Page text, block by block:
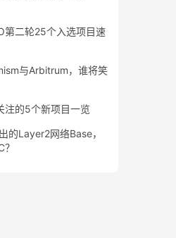
第二轮25个入选项目速
与Arbitrum，谁将笑
注的5个新项目一览
的Layer2网络Base，